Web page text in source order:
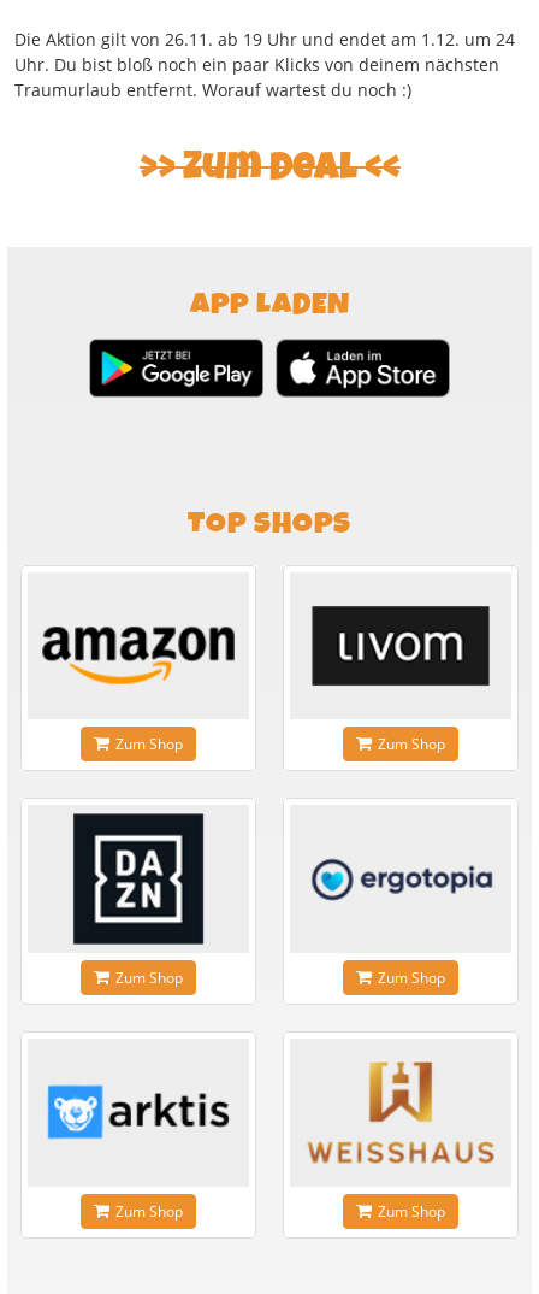
Die Aktion gilt von 26.11. ab 19 Uhr und endet am 1.12. um 24
Uhr. Du bist bloß noch ein paar Klicks von deinem nächsten
Traumurlaub entfernt. Worauf wartest du noch :)
>> Zum Deal <<
APP LADEN
TOP SHOPS
Zum Shop Zum Shop
Zum Shop Zum Shop
Zum Shop Zum Shop